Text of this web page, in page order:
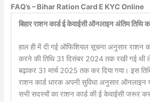
FAQ’s – Bihar Ration Card E KYC Online
बिहार राशन कार्ड ई केवाईसी ऑनलाइन अंतिम तिथि
हाल ही में दी गई ऑफिशियल सूचना अनुसार राशन
करने की तिथि 31 दिसंबर 2024 तक रखी गई थी
बढ़ाकर 31 मार्च 2025 तक कर दिया गया। इस
राशन कार्ड धारक अपनी सुविधा अनुसार
सभी सदस्यों का राशन कार्ड की ई केवाईसी जरूर